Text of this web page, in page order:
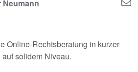
Neumann
Online-Rechtsberatung in kurzer
solidem Niveau.